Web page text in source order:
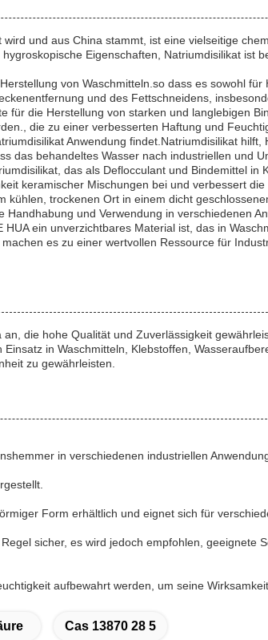
und aus China stammt, ist eine vielseitige
Eigenschaften, Natriumdisilikat ist
von Waschmitteln.so dass es sowohl
und des Fettschneidens,
für die Herstellung von starken und langlebigen
die zu einer verbesserten Haftung und
Anwendung findet.Natriumdisilikat
das behandeltes Wasser nach industriellen und
das als Deflocculant und Bindemittel
keramischer Mischungen bei und verbessert
trockenen Ort in einem dicht
und Verwendung in verschiedenen
ein unverzichtbares Material ist, das in
es zu einer wertvollen Ressource für
die hohe Qualität und Zuverlässigkeit
in Waschmitteln, Klebstoffen,
zu gewährleisten.
in verschiedenen industriellen
Form erhältlich und eignet sich für
sicher, es wird jedoch empfohlen, geeignete
aufbewahrt werden, um seine
Cas 13870 28 5